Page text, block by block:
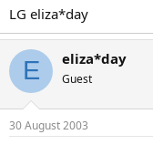
LG eliza*day
E eliza*day
Guest
30 August 2003